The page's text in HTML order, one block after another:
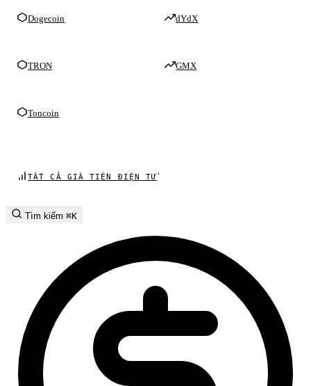
Dogecoin
TRON
Toncoin
dYdX
GMX
TẤT CẢ GIÁ TIỀN ĐIỆN TỬ
Tìm kiếm ⌘K